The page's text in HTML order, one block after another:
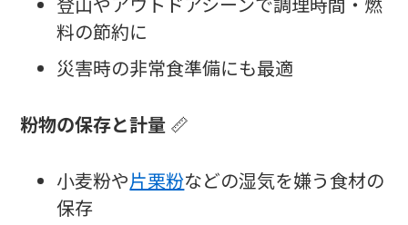
登山やアウトドアシーンで調理時間・燃
料の節約に
災害時の非常食準備にも最適
粉物の保存と計量 📏
小麦粉や片栗粉などの湿気を嫌う食材の
保存